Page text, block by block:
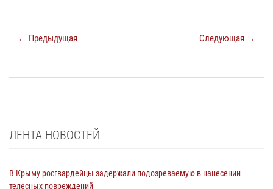
← Предыдущая Следующая →
ЛЕНТА НОВОСТЕЙ
В Крыму росгвардейцы задержали подозреваемую в нанесении
телесных повреждений